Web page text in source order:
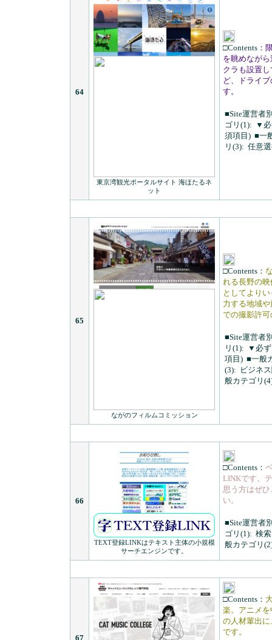
64
東京湾観光ポータルサイト 海ほたるネ
ット
□Contents：
を眺めなが
クラも設置
ど、ドライ
す。
■Site運営者
ゴリ(1): ▼必
須項目) ■一
リ(3): 任意
65
ながのフィルムコミッション
□Contents：
れる長野の
としてより
力する地域
での撮影許
■Site運営者
リ(1): ▼必ず
項目) ■一般
(3): ビジネ
般カテゴリ
66
TEXT登録LINKはテキスト主体の小規模
サーチエンジンです。
□Contents：
LINKです。
思う方はぜ
い。
■Site運営者
ゴリ(1): 検
般カテゴリ
67
□Contents：
楽。アニメ
の人材輩出
です。